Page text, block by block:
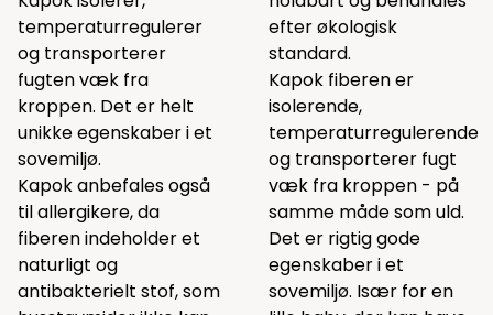
temperaturregulerer
og transporterer
fugten væk fra
kroppen. Det er helt
unikke egenskaber i et
sovemiljø.
Kapok anbefales også
til allergikere, da
fiberen indeholder et
naturligt og
antibakterielt stof, som
efter økologisk
standard.
Kapok fiberen er
isolerende,
temperaturregulerende
og transporterer fugt
væk fra kroppen - på
samme måde som uld.
Det er rigtig gode
egenskaber i et
sovemiljø. Især for en